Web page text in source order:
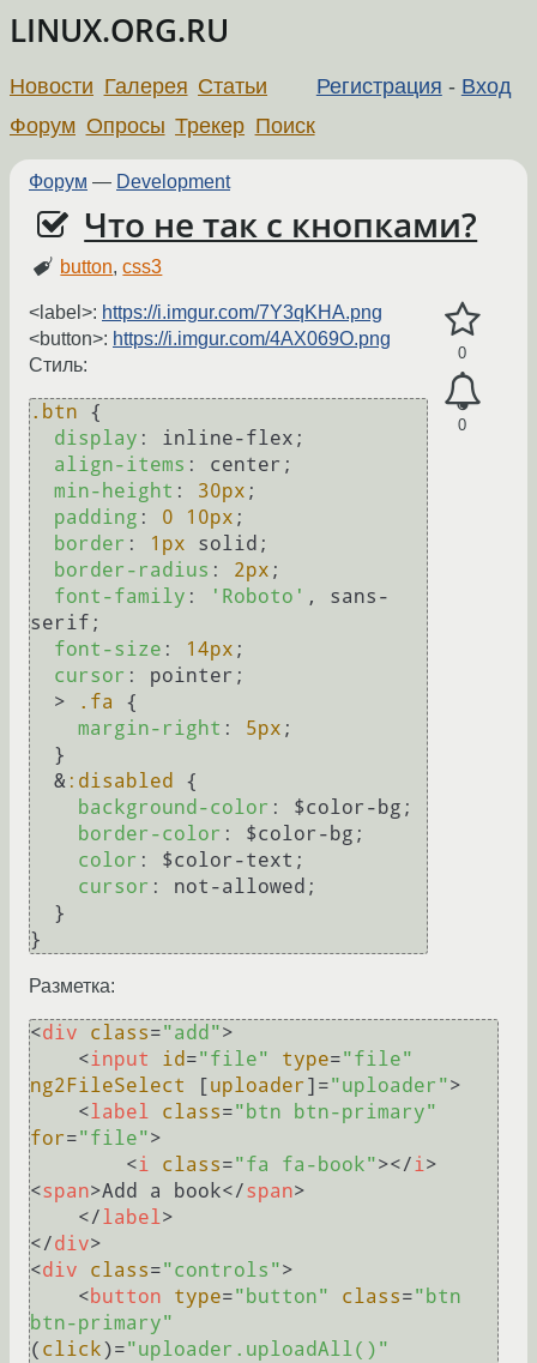
LINUX.ORG.RU
Регистрация - Вход
Новости Галерея Статьи
Форум Опросы Трекер Поиск
Форум — Development
Что не так с кнопками?
button,css3
0
0
<label>: https://i.imgur.com/7Y3qKHA.png
<button>: https://i.imgur.com/4AX069O.png
Стиль:
.btn {
display : inline-flex;
align-items : center;
min-height : 30px ;
padding : 0 10px ;
border : 1px solid;
border-radius : 2px ;
font-family : 'Roboto' , sans-
serif;
font-size : 14px ;
cursor : pointer;
  >
.fa
{
margin-right : 5px ;
  &
:disabled
{
background-color : $color-bg;
border-color : $color-bg;
color : $color-text;
cursor : not-allowed;
Разметка:
<div class="add">
<input id="file" type="file"
ng2FileSelect
[uploader]="uploader">
<label class="btn btn-primary"
for="file">
<i class="fa fa-book"></i>
<span>Add a book</span>
</label>
</div>
<div class="controls">
<button type="button" class="btn
btn-primary"
( click)="uploader.uploadAll()"